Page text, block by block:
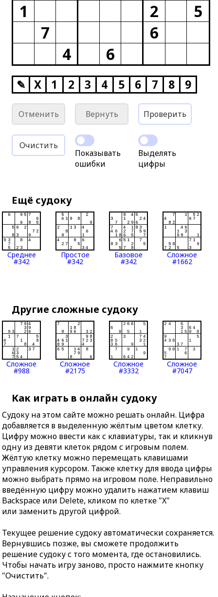
1
2
5
7
6
4
6
✎ X 1 2 3 4 5 6 7 8 9
Отменить Вернуть Проверить
Очистить
Показывать
ошибки
Выделять
цифры
Ещё судоку
Среднее
#342
Простое
#342
Базовое
#342
Сложное
#1662
Другие сложные судоку
Сложное
#988
Сложное
#2175
Сложное
#3332
Сложное
#7047
Как играть в онлайн судоку
Судоку на этом сайте можно решать онлайн. Цифра
добавляется в выделенную жёлтым цветом клетку.
Цифру можно ввести как с клавиатуры, так и кликнув
одну из девяти клеток рядом с игровым полем.
Жёлтую клетку можно перемещать клавишами
управления курсором. Также клетку для ввода цифры
можно выбрать прямо на игровом поле. Неправильно
введённую цифру можно удалить нажатием клавиш
Backspace или Delete, кликом по клетке "X"
или заменить другой цифрой.
Текущее решение судоку автоматически сохраняется.
Вернувшись позже, вы сможете продолжить
решение судоку с того момента, где остановились.
Чтобы начать игру заново, просто нажмите кнопку
"Очистить".